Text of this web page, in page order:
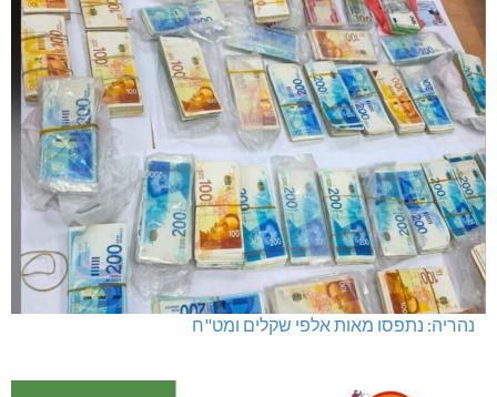
נהריה: נתפסו מאות אלפי שקלים ומט"ח